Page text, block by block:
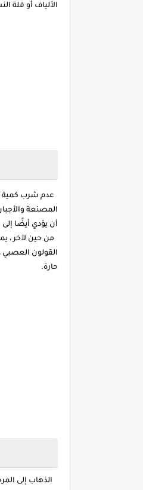
الألياف أو قلة
عدم شرب كمية
المصنعة
أن يؤدي أيضًا
من حين لآخر ،
القولون العصبي
حارة.
الذهاب إلى